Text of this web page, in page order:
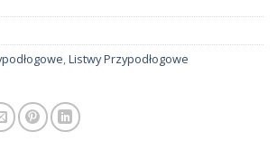
,Listwy Przypodłogowe